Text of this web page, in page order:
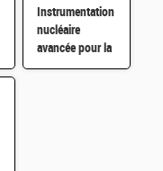
Instrumentation
nucléaire
avancée pour la
mesure